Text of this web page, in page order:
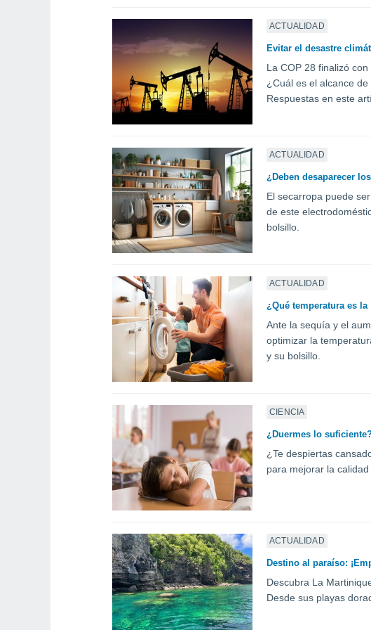
ACTUALIDAD
Evitar el desastre
La COP 28 finalizó
¿Cuál es el alcance
Respuestas en este
ACTUALIDAD
¿Deben desaparecer
El secarropa puede
de este
bolsillo.
ACTUALIDAD
¿Qué temperatura es
Ante la sequía y el
optimizar la
y su bolsillo.
CIENCIA
¿Duermes lo
¿Te despiertas
para mejorar la
ACTUALIDAD
Destino al paraíso:
Descubra La
Desde sus playas